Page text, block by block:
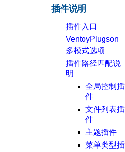
插件说明
插件入口
VentoyPlugson
多模式选项
插件路径匹配说
明
全局控制插
件
文件列表插
件
主题插件
菜单类型插